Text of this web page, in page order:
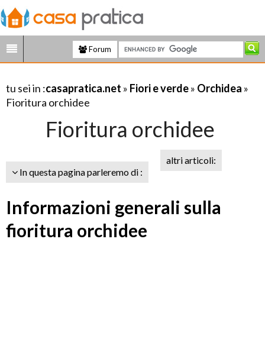
Forum
tu sei in :casapratica.net » Fiori e verde» Orchidea »
Fioritura orchidee
Fioritura orchidee
In questa pagina parleremo di :
altri articoli:
Informazioni generali sulla
fioritura orchidee